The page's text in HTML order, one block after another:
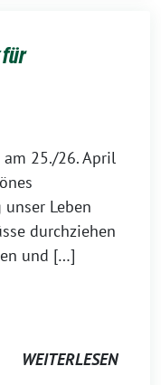
für
am 25./26. April
Leben
durchziehen
und […]
WEITERLESEN